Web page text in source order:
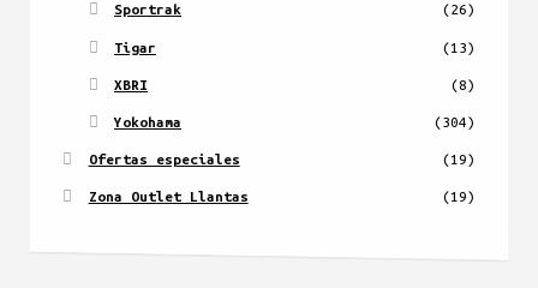
Sportrak (26)
Tigar (13)
XBRI (8)
Yokohama (304)
Ofertas especiales (19)
Zona Outlet Llantas (19)